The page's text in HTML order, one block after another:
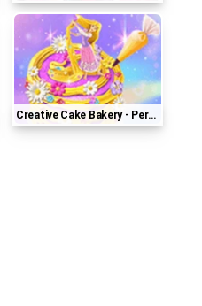
Creative Cake Bakery - Perfect Cake Maker